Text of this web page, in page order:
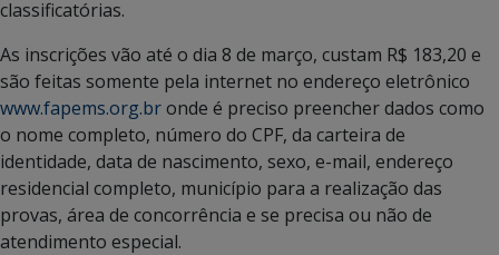
classificatórias.
As inscrições vão até o dia 8 de março, custam R$ 183,20 e
são feitas somente pela internet no endereço eletrônico
www.fapems.org.bronde é preciso preencher dados como
o nome completo, número do CPF, da carteira de
identidade, data de nascimento, sexo, e-mail, endereço
residencial completo, município para a realização das
provas, área de concorrência e se precisa ou não de
atendimento especial.